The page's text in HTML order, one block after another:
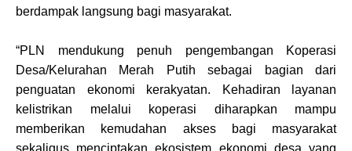
berdampak langsung bagi masyarakat.
“PLN mendukung penuh pengembangan Koperasi
Desa/Kelurahan Merah Putih sebagai bagian dari
penguatan ekonomi kerakyatan. Kehadiran layanan
kelistrikan melalui koperasi diharapkan mampu
memberikan kemudahan akses bagi masyarakat
sekaligus menciptakan ekosistem ekonomi desa yang